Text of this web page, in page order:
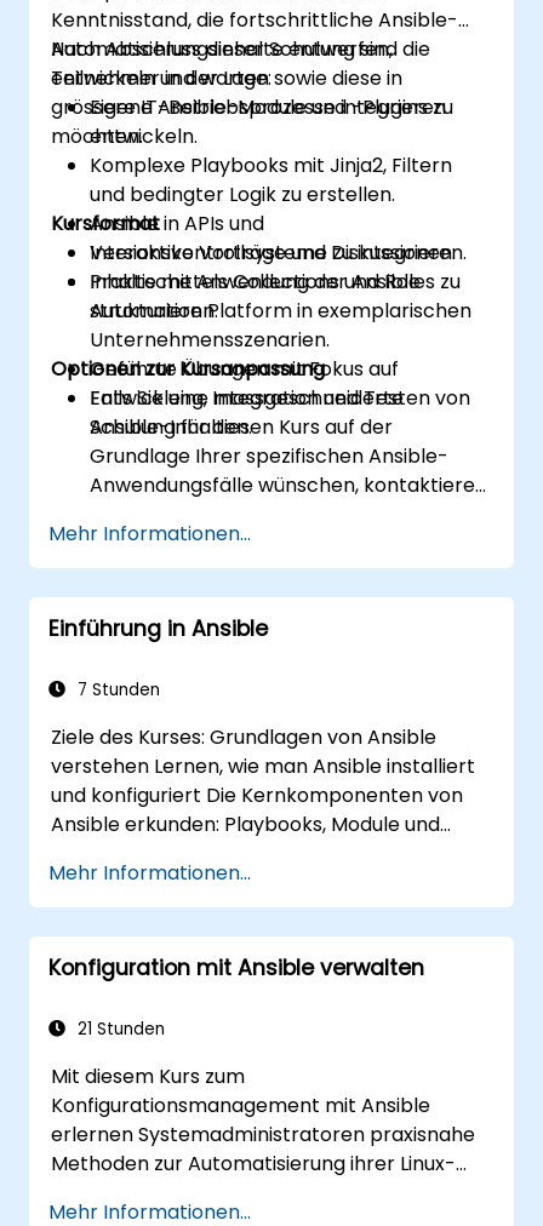
Kenntnisstand, die fortschrittliche Ansible-
Automatisierungsinhalte entwerfen,
entwickeln und warten sowie diese in
grössere IT-Betriebsprozesse integrieren
möchten.
Nach Abschluss dieser Schulung sind die
Teilnehmer in der Lage:
Eigene Ansible-Module und -Plugins zu
entwickeln.
Komplexe Playbooks mit Jinja2, Filtern
und bedingter Logik zu erstellen.
Ansible in APIs und
Versionskontrollsysteme zu integrieren.
Inhalte mittels Collections und Roles zu
strukturieren.
Kursformat
Interaktive Vorträge und Diskussionen.
Praktische Anwendung der Ansible
Automation Platform in exemplarischen
Unternehmensszenarien.
Geführte Übungen mit Fokus auf
Entwicklung, Integration und Testen von
Ansible-Inhalten.
Optionen zur Kursanpassung
Falls Sie eine massgeschneiderte
Schulung für diesen Kurs auf der
Grundlage Ihrer spezifischen Ansible-
Anwendungsfälle wünschen, kontaktieren
vereinbaren.
Mehr Informationen...
Einführung in Ansible
7 Stunden
Ziele des Kurses: Grundlagen von Ansible
verstehen Lernen, wie man Ansible installiert
und konfiguriert Die Kernkomponenten von
Ansible erkunden: Playbooks, Module und
Ansible implementieren Ansible-Playbooks
ausführen, um Remote-Server zu verwalten
und zu automatisieren
Mehr Informationen...
Konfiguration mit Ansible verwalten
21 Stunden
Mit diesem Kurs zum
Konfigurationsmanagement mit Ansible
erlernen Systemadministratoren praxisnahe
Methoden zur Automatisierung ihrer Linux-
Mehr Informationen...